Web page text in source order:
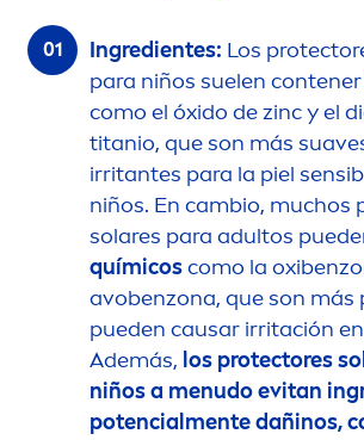
Ingredientes: Los protect
para niños suelen contener
como el óxido de zinc y el
titanio, que son más
irritantes para la piel
niños. En cambio, muchos
solares para adultos
químicoscomo la
avobenzona, que son más
pueden causar irritación
Además, los protectores
niños a menudo evitan
potencialmente dañinos,